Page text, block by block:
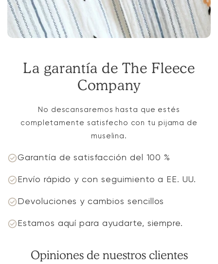
La garantía de The Fleece
Company
No descansaremos hasta que estés
completamente satisfecho con tu pijama de
muselina.
Garantía de satisfacción del 100 %
Envío rápido y con seguimiento a EE. UU.
Devoluciones y cambios sencillos
Estamos aquí para ayudarte, siempre.
Opiniones de nuestros clientes